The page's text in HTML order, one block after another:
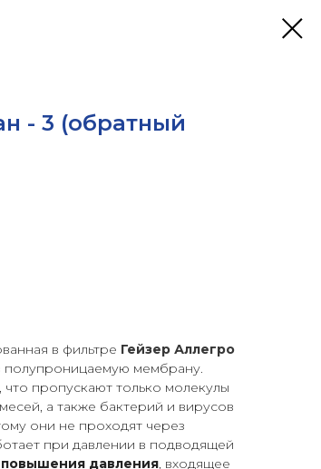
- 3 (обратный
в фильтре Гейзер Аллегро
полупроницаемую мембрану.
пропускают только молекулы
а также бактерий и вирусов
они не проходят через
при давлении в подводящей
повышения давления, входящее